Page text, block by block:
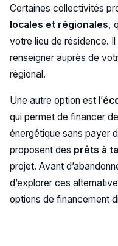
Certaines collectivités
locales et régionales,
votre lieu de résidence.
renseigner auprès de
régional.
Une autre option est l’
qui permet de financer
énergétique sans payer
proposent des prêts à
projet. Avant
d’explorer ces
options de financement